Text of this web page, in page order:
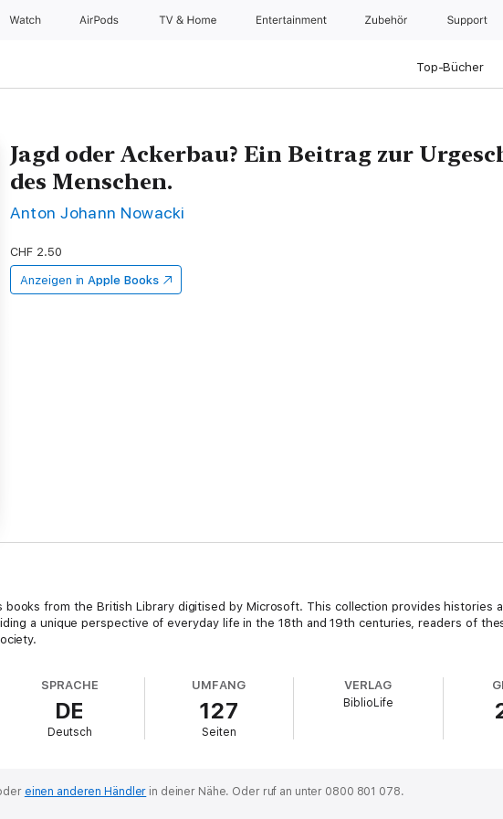
Watch AirPods TV & Home Entertainment Zubehör Support
Top-Bücher
Jagd oder Ackerbau? Ein Beitrag zur
des Menschen.
Anton Johann Nowacki
CHF 2.50
Anzeigen in Apple Books
books from the British Library digitised by Microsoft. This collection provides histories
a unique perspective of everyday life in the 18th and 19th centuries, readers of
SPRACHE
DE
Deutsch
UMFANG
127
Seiten
VERLAG
BiblioLife
einen anderen Händler in deiner Nähe. Oder ruf an unter 0800 801 078.